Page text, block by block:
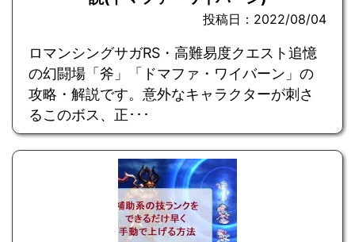
投稿日：2022/08/04
ロマンシングサガRS・高難易度クエスト追憶
の幻闘場「斧」「ドマファ・ワイバーン」の
攻略・解説です。意外なキャラクターが刺さ
るこのボス、正･･･